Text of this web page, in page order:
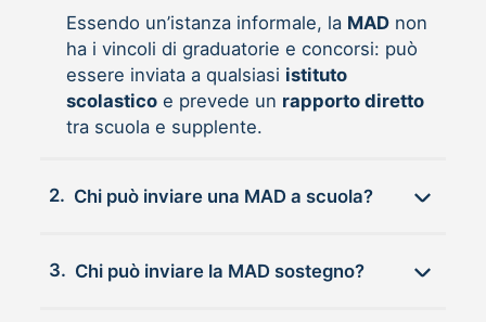
Essendo un’istanza informale, la MADnon
ha i vincoli di graduatorie e concorsi: può
essere inviata a qualsiasi istituto
scolasticoe prevede un rapporto diretto
tra scuola e supplente.
2. Chi può inviare una MAD a scuola?
3. Chi può inviare la MAD sostegno?